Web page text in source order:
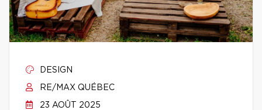
DESIGN
RE/MAX QUÉBEC
23 AOÛT 2025